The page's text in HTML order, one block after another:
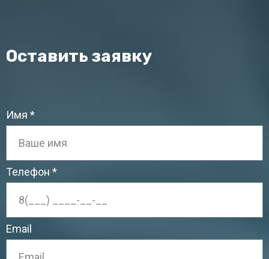
Оставить заявку
Имя
Телефон
Email